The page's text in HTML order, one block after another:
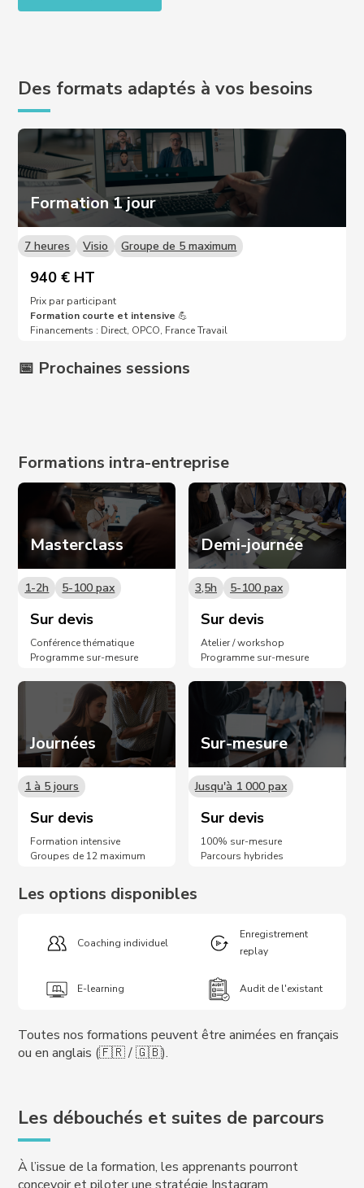
Des formats adaptés à vos besoins
Formation 1 jour
7 heures Visio Groupe de 5 maximum
940 € HT
Prix par participant
Formation courte et intensive 💪
Financements : Direct, OPCO, France Travail
📅 Prochaines sessions
Formations intra-entreprise
Masterclass
1-2h 5-100 pax
Sur devis
Conférence thématique
Programme sur-mesure
Demi-journée
3,5h 5-100 pax
Sur devis
Atelier / workshop
Programme sur-mesure
Journées
1 à 5 jours
Sur devis
Formation intensive
Groupes de 12 maximum
Sur-mesure
Jusqu'à 1 000 pax
Sur devis
100% sur-mesure
Parcours hybrides
Les options disponibles
Coaching individuel
Enregistrement
replay
E-learning Audit de l'existant
Toutes nos formations peuvent être animées en français
ou en anglais (🇫🇷 / 🇬🇧).
Les débouchés et suites de parcours
À l’issue de la formation, les apprenants pourront